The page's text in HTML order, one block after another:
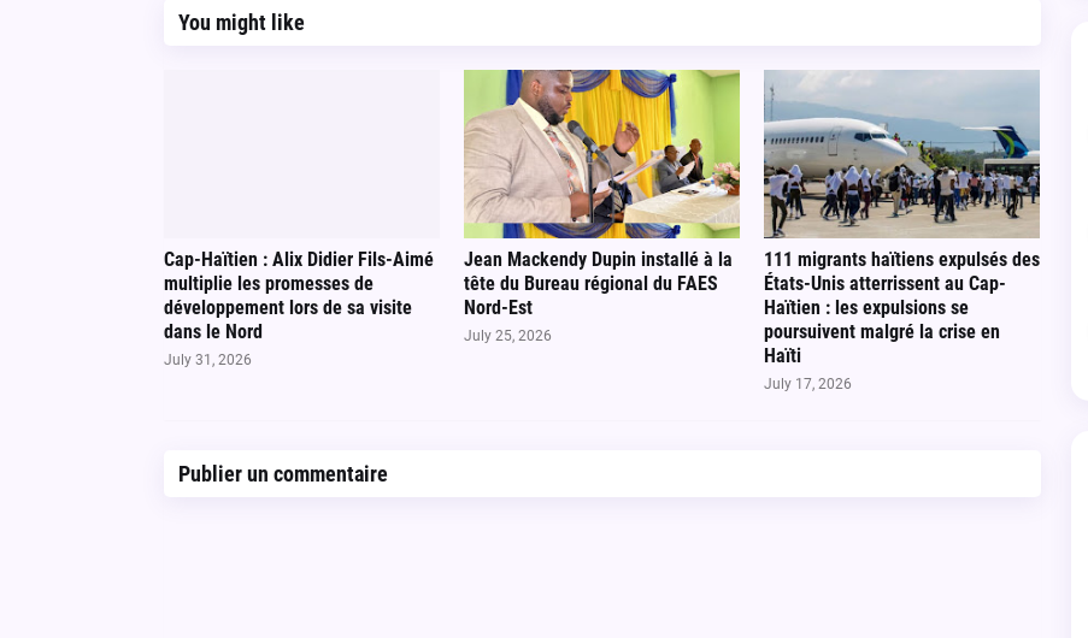
You might like
Cap-Haïtien : Alix Didier Fils-Aimé
multiplie les promesses de
développement lors de sa visite
dans le Nord
July 31, 2026
Jean Mackendy Dupin installé à la
tête du Bureau régional du FAES
Nord-Est
July 25, 2026
111 migrants haïtiens expulsés des
États-Unis atterrissent au Cap-
Haïtien : les expulsions se
poursuivent malgré la crise en
Haïti
July 17, 2026
Publier un commentaire